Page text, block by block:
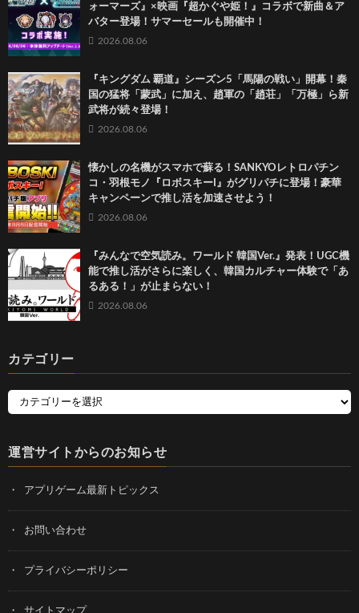
ォーマーズ』×映画『超かぐや姫！』コラボで新曲＆ア
バター登場！サマーセールも開催中！
2026.08.06
『キングダム 覇道』シーズン5「馬陽の戦い」開幕！秦
国の猛将「蒙武」に加え、趙軍の「趙荘」「万極」ら新
武将が続々登場！
2026.08.06
懐かしの名機がスマホで蘇る！SANKYOレトロパチン
コ・羽根モノ『ロボスキーI』がグリパチに登場！豪華
キャンペーンで推し活を加速させよう！
2026.08.06
『みんなで空気読み。ワールド 韓国Ver.』発表！UGC機
能で推し活がさらに楽しく、韓国カルチャー体験で「あ
るある！」が止まらない！
2026.08.06
カテゴリー
運営サイトからのお知らせ
アプリゲーム最新トピックス
お問い合わせ
プライバシーポリシー